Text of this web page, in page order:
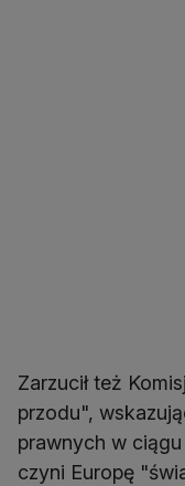
Zarzucił też
przodu",
prawnych w
czyni Europę